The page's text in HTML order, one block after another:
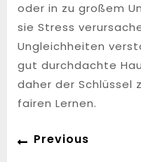
oder in zu großem
sie Stress
Ungleichheiten
gut durchdachte
daher der Schlüssel
fairen Lernen.
Post
navigation
Previous